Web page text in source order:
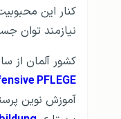
نیازمند توان
کشور آلمان از سال ۲۰۱۹ به دلیل نیاز بالا به نیروی پرستار در بخش‌های مختلف درمانی این کشور طرح فوری
PFLEGE
آموزش نوین